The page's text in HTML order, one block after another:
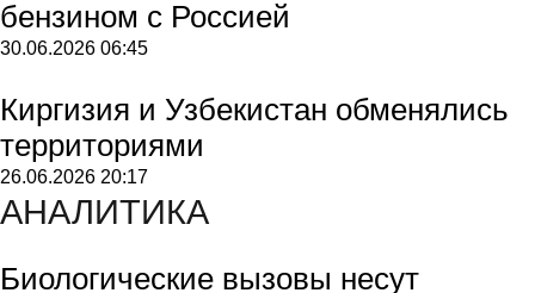
бензином с Россией
30.06.2026 06:45
Киргизия и Узбекистан обменялись
территориями
26.06.2026 20:17
АНАЛИТИКА
Биологические вызовы несут